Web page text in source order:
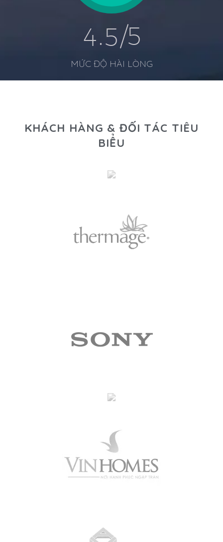
4.5/5
MỨC ĐỘ HÀI LÒNG
KHÁCH HÀNG & ĐỐI TÁC TIÊU
BIỂU